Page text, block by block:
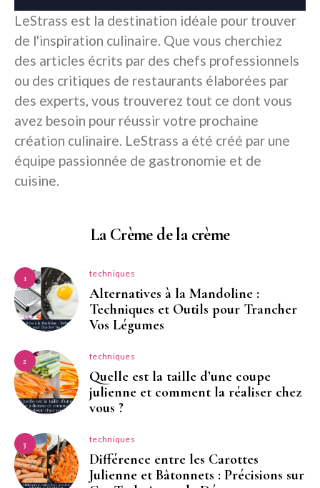
LeStrass est la destination idéale pour trouver
de l'inspiration culinaire. Que vous cherchiez
des articles écrits par des chefs professionnels
ou des critiques de restaurants élaborées par
des experts, vous trouverez tout ce dont vous
avez besoin pour réussir votre prochaine
création culinaire. LeStrass a été créé par une
équipe passionnée de gastronomie et de
cuisine.
La Crème de la crème
1 techniques
Alternatives à la Mandoline :
Techniques et Outils pour Trancher
Vos Légumes
2 techniques
Quelle est la taille d’une coupe
julienne et comment la réaliser chez
vous ?
3 techniques
Différence entre les Carottes
Julienne et Bâtonnets : Précisions sur